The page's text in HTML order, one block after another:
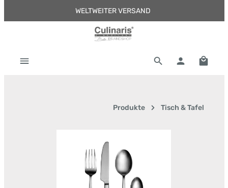
Zum Hauptinhalt springenWELTWEITER VERSAND
Produkte Tisch & Tafel